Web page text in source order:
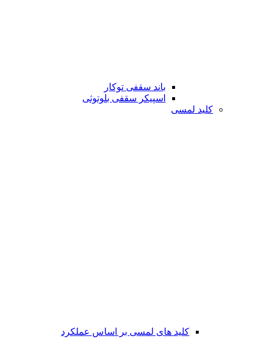
باند سقفی توکار
اسپیکر سقفی بلوتوثی
کلید لمسی
کلید های لمسی بر اساس عملکرد